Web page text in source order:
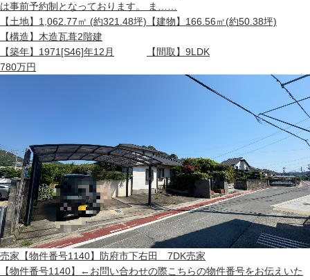
は事前予約制となっております。 ま……
【土地】 1,062.77㎡ (約321.48坪) 【建物】 166.56㎡(約50.38坪)
【構造】 木造瓦葺2階建
【築年】 1971[S46]年12月 【間取】 9LDK
780万円
売家 【物件番号1140】防府市下右田 7DK売家
【物件番号1140】←お問い合わせの際こちらの物件番号をお伝えいた